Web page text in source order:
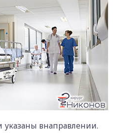
указаны внаправлении.